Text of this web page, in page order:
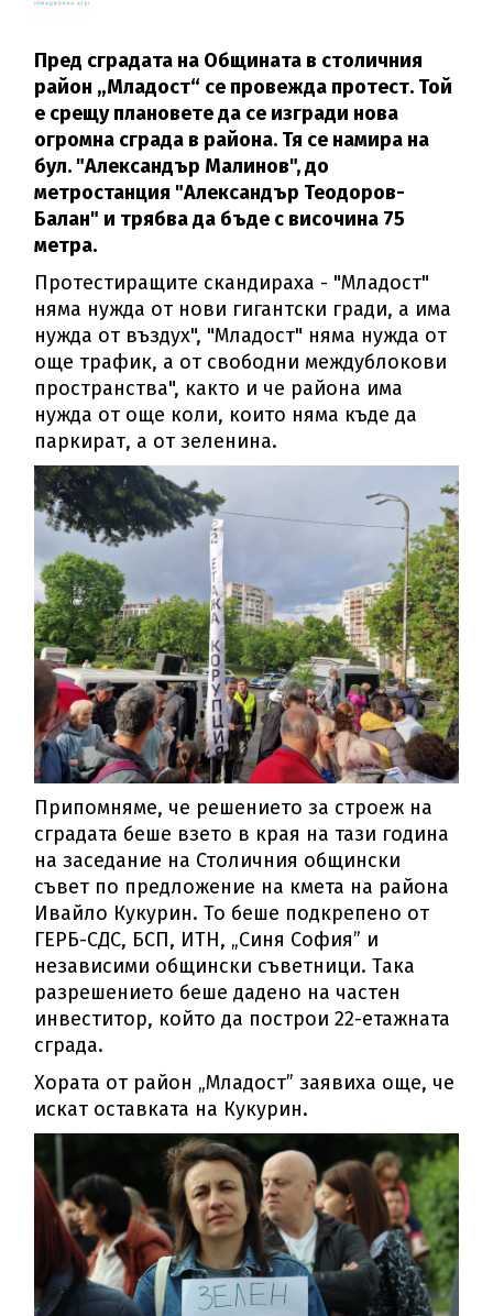
Пред сградата на Общината в столичния
район „Младост“ се провежда протест. Той
е срещу плановете да се изгради нова
огромна сграда в района. Тя се намира на
бул. "Александър Малинов", до
метростанция "Александър Теодоров-
Балан" и трябва да бъде с височина 75
метра.
Протестиращите скандираха - "Младост"
няма нужда от нови гигантски гради, а има
нужда от въздух", "Младост" няма нужда от
още трафик, а от свободни междублокови
пространства", както и че района има
нужда от още коли, които няма къде да
паркират, а от зеленина.
Припомняме, че решението за строеж на
сградата беше взето в края на тази година
на заседание на Столичния общински
съвет по предложение на кмета на района
Ивайло Кукурин. То беше подкрепено от
ГЕРБ-СДС, БСП, ИТН, „Синя София” и
независими общински съветници. Така
разрешението беше дадено на частен
инвеститор, който да построи 22-етажната
сграда.
Хората от район „Младост” заявиха още, че
искат оставката на Кукурин.